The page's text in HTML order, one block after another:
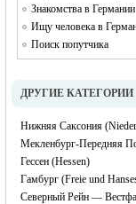
Знакомства в Германии
Ищу человека в
Поиск попутчика
ДРУГИЕ КАТЕГОРИИ
Нижняя Саксония
Мекленбург-Передняя
Гессен (Hessen)
Гамбург (Freie und
Северный Рейн —